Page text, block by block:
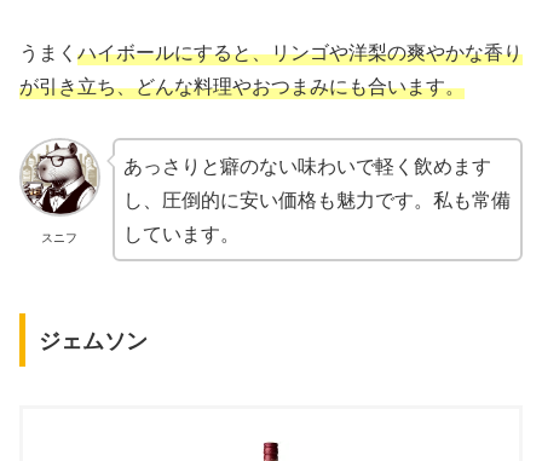
うまく ハイボールにすると、リンゴや洋梨の爽やかな香り
が引き立ち、どんな料理やおつまみにも合います。
スニフ
あっさりと癖のない味わいで軽く飲めます
し、圧倒的に安い価格も魅力です。私も常備
しています。
ジェムソン